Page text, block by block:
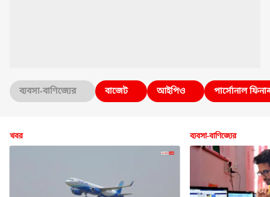
ব্যবসা-বাণিজ্যের বাজেট আইপিও পার্সোনাল
খবর ব্যবসা-বাণিজ্যের